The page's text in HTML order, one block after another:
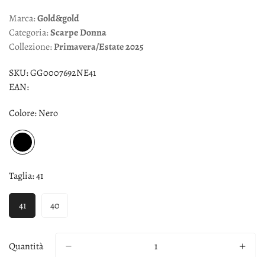
Marca:Gold&gold
Categoria:ScarpeDonna
Collezione:Primavera/Estate2025
SKU:GG0007692NE41
EAN:
Colore:Nero
Taglia:41
41 40
Quantità